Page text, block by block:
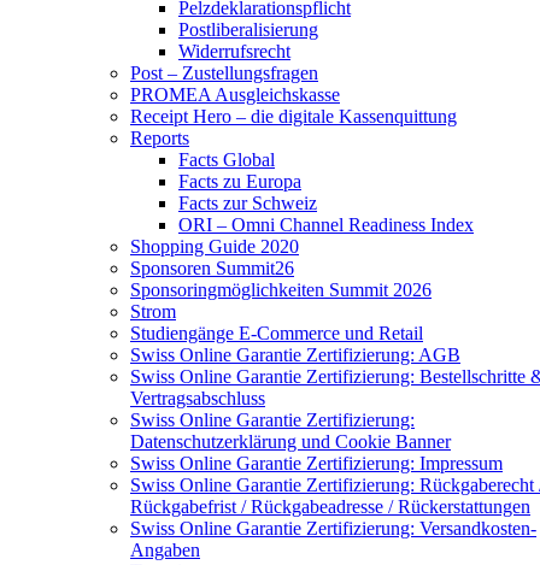
Pelzdeklarationspflicht
Postliberalisierung
Widerrufsrecht
Post – Zustellungsfragen
PROMEA Ausgleichskasse
Receipt Hero – die digitale Kassenquittung
Reports
Facts Global
Facts zu Europa
Facts zur Schweiz
ORI – Omni Channel Readiness Index
Shopping Guide 2020
Sponsoren Summit26
Sponsoringmöglichkeiten Summit 2026
Strom
Studiengänge E-Commerce und Retail
Swiss Online Garantie Zertifizierung: AGB
Swiss Online Garantie Zertifizierung: Bestellschritte
Vertragsabschluss
Swiss Online Garantie Zertifizierung:
Datenschutzerklärung und Cookie Banner
Swiss Online Garantie Zertifizierung: Impressum
Swiss Online Garantie Zertifizierung: Rückgaberecht
Rückgabefrist / Rückgabeadresse / Rückerstattungen
Swiss Online Garantie Zertifizierung: Versandkosten-
Angaben